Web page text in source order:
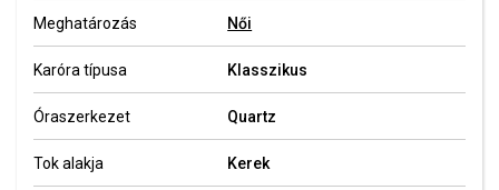
Meghatározás Női
Karóra típusa Klasszikus
Óraszerkezet Quartz
Tok alakja Kerek